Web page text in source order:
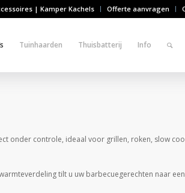
| Kamper Kachels Offerte aanvragen
Tuinhaarden Thuisbatterij Info
onder controle, ideaal voor grillen, roken, slow
tilt u uw barbecuegerechten naar